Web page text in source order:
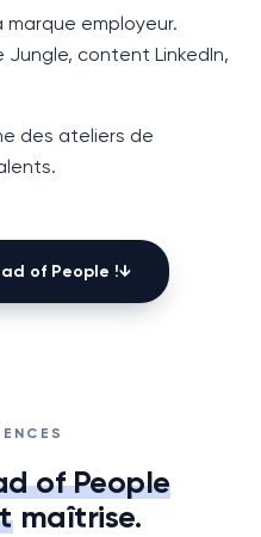
marque employeur.
content LinkedIn,
des ateliers de
of People !↓
of People
maîtrise.